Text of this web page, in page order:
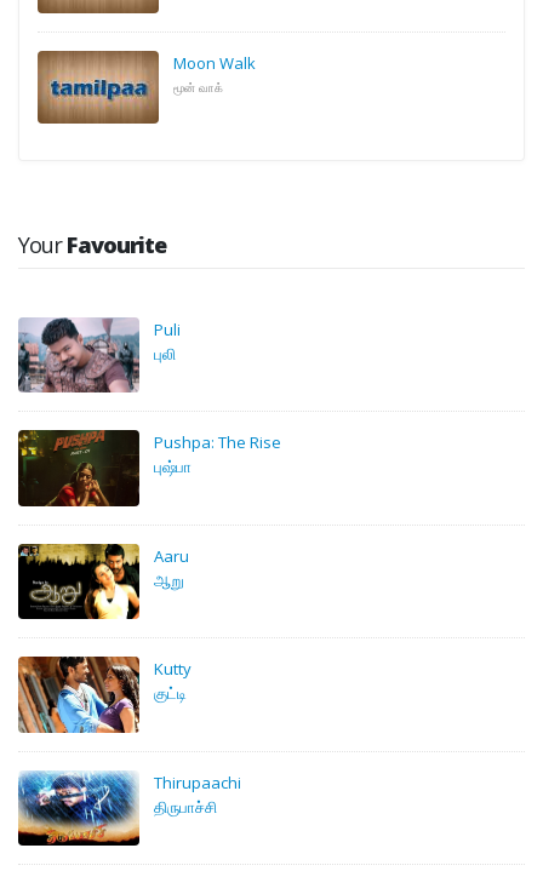
Moon Walk
மூன் வாக்
YourFavourite
Puli
புலி
Pushpa: The Rise
புஷ்பா
Aaru
ஆறு
Kutty
குட்டி
Thirupaachi
திருபாச்சி